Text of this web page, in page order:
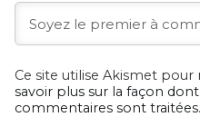
Ce site utilise Akismet pour
savoir plus sur la façon
commentaires sont traitées.